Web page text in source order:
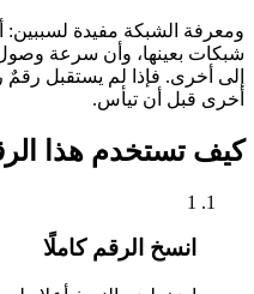
ومعرفة الشبكة مفيدة لسببين:
شبكات بعينها، وأن سرعة
إلى أخرى. فإذا لم يستقبل
أخرى قبل أن تيأس.
كيف تستخدم هذا
1
انسخ الرقم كاملًا